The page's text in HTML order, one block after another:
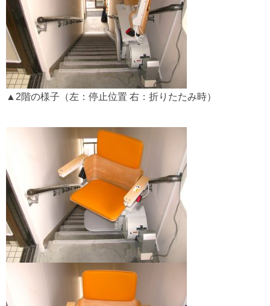
▲2階の様子（左：停止位置 右：折りたたみ時）